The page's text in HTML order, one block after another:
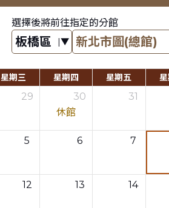
選擇後將前往指定的分館
星期三 星期四 星期五
29
30
休館
31
5 6 7
12 13 14